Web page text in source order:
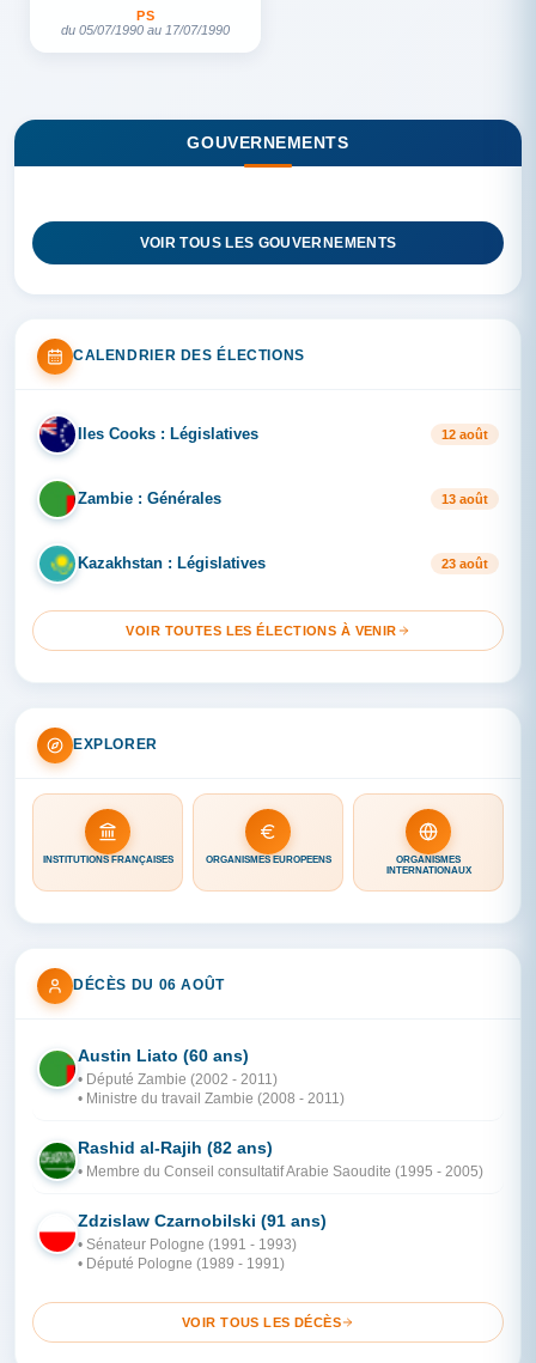
PS
du 05/07/1990 au 17/07/1990
GOUVERNEMENTS
VOIR TOUS LES GOUVERNEMENTS
CALENDRIER DES ÉLECTIONS
IL Iles Cooks : Législatives 12 août
ZA Zambie : Générales 13 août
KA Kazakhstan : Législatives 23 août
VOIR TOUTES LES ÉLECTIONS À VENIR
EXPLORER
INSTITUTIONS FRANÇAISES ORGANISMES EUROPÉENS
ORGANISMES
INTERNATIONAUX
DÉCÈS DU 06 AOÛT
ZA
Austin Liato (60 ans)
• Député Zambie (2002 - 2011)
• Ministre du travail Zambie (2008 - 2011)
AR
Rashid al-Rajih (82 ans)
• Membre du Conseil consultatif Arabie Saoudite (1995 - 2005)
PO
Zdzislaw Czarnobilski (91 ans)
• Sénateur Pologne (1991 - 1993)
• Député Pologne (1989 - 1991)
VOIR TOUS LES DÉCÈS